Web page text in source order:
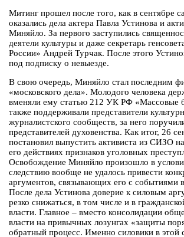
Митинг прошел после того, как в сентябре
оказались дела актера Павла Устинова и
Миняйло. За первого заступились
деятели культуры и даже секретарь
России» Андрей Турчак. После этого
под подписку о невыезде.
В свою очередь, Миняйло стал последним
«московского дела». Молодого человека
вменяли ему статью 212 УК РФ «Массовые
также поддерживали представители
журналистского сообществ, за него
представителей духовенства. Как итог, 26
постановил выпустить активиста из СИЗО
его действиях признаков уголовных
Освобождение Миняйло произошло в
следствию вообще не удалось привести
аргументов, связывающих его с событиями
После дела Устинова доверие к силовым
резко снижаться, в том числе и в
власти. Главное – вместо консолидации
власти на привычных лозунгах «защиты
обратный процесс. Именно силовики в этой